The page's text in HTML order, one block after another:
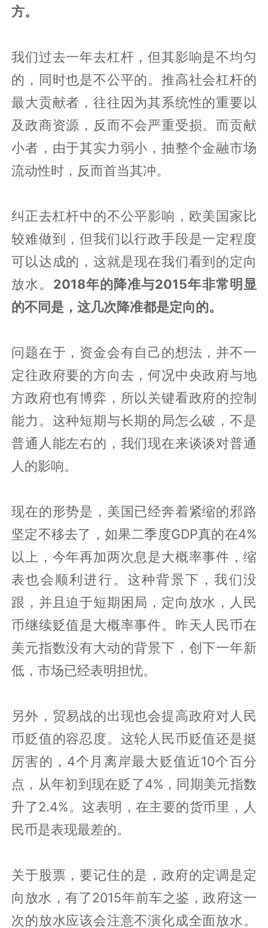
方。
我们过去一年去杠杆，但其影响是不均匀
的，同时也是不公平的。推高社会杠杆的
最大贡献者，往往因为其系统性的重要以
及政商资源，反而不会严重受损。而贡献
小者，由于其实力弱小，抽整个金融市场
流动性时，反而首当其冲。
纠正去杠杆中的不公平影响，欧美国家比
较难做到，但我们以行政手段是一定程度
可以达成的，这就是现在我们看到的定向
放水。 2018年的降准与2015年非常明显
的不同是，这几次降准都是定向的。
问题在于，资金会有自己的想法，并不一
定往政府要的方向去，何况中央政府与地
方政府也有博弈，所以关键看政府的控制
能力。这种短期与长期的局怎么破，不是
普通人能左右的，我们现在来谈谈对普通
人的影响。
现在的形势是，美国已经奔着紧缩的邪路
坚定不移去了，如果二季度GDP真的在4%
以上，今年再加两次息是大概率事件，缩
表也会顺利进行。这种背景下，我们没
跟，并且迫于短期困局，定向放水，人民
币继续贬值是大概率事件。昨天人民币在
美元指数没有大动的背景下，创下一年新
低，市场已经表明担忧。
另外，贸易战的出现也会提高政府对人民
币贬值的容忍度。这轮人民币贬值还是挺
厉害的，4个月离岸最大贬值近10个百分
点，从年初到现在贬了4%，同期美元指数
升了2.4%。这表明，在主要的货币里，人
民币是表现最差的。
关于股票，要记住的是，政府的定调是定
向放水，有了2015年前车之鉴，政府这一
次的放水应该会注意不演化成全面放水。